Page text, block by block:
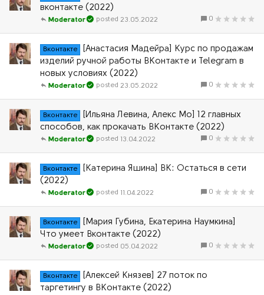
вконтакте (2022)
0
23.05.2022
Moderator
Вконтакте
[Анастасия Мадейра] Курс по продажам
изделий ручной работы ВКонтакте и Telegram в
новых условиях (2022)
0
23.05.2022
Moderator
Вконтакте
[Ильяна Левина, Алекс Мо] 12 главных
способов, как прокачать ВКонтакте (2022)
0
13.04.2022
Moderator
Вконтакте
[Катерина Яшина] ВК: Остаться в сети
(2022)
0
11.04.2022
Moderator
Вконтакте
[Мария Губина, Екатерина Наумкина]
Что умеет Вконтакте (2022)
0
05.04.2022
Moderator
Вконтакте
[Алексей Князев] 27 поток по
таргетингу в ВКонтакте (2022)